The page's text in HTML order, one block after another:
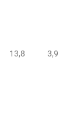
13,8 3,9